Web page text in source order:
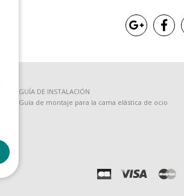
GUÍA DE INSTALACIÓN
Guía de montaje para la cama elástica de ocio